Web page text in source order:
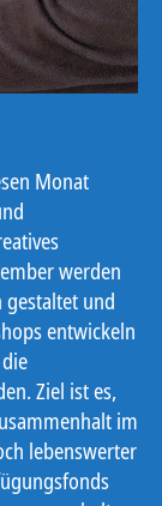
Monat
werden
und
entwickeln
Ziel ist es,
im
lebenswerter